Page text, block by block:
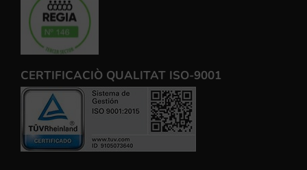
CERTIFICACIÒ QUALITAT ISO-9001